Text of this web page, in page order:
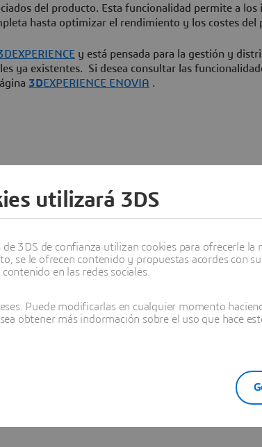
del producto. Esta funcionalidad permite a los
hasta optimizar el rendimiento y los costes del
EXPERIENCE y está pensada para la gestión y
ya existentes. Si desea consultar las
3DEXPERIENCE ENOVIA .
nos permitirá explorar el potencial
utilizará 3DS
3DS de confianza utilizan cookies para ofrecerle
se le ofrecen contenido y propuestas acordes con
en las redes sociales.
Puede modificarlas en cualquier momento
obtener más indormación sobre el uso que hace